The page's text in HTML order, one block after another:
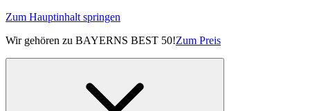
Zum Hauptinhalt springen
Wir gehören zu BAYERNS BEST 50!Zum Preis